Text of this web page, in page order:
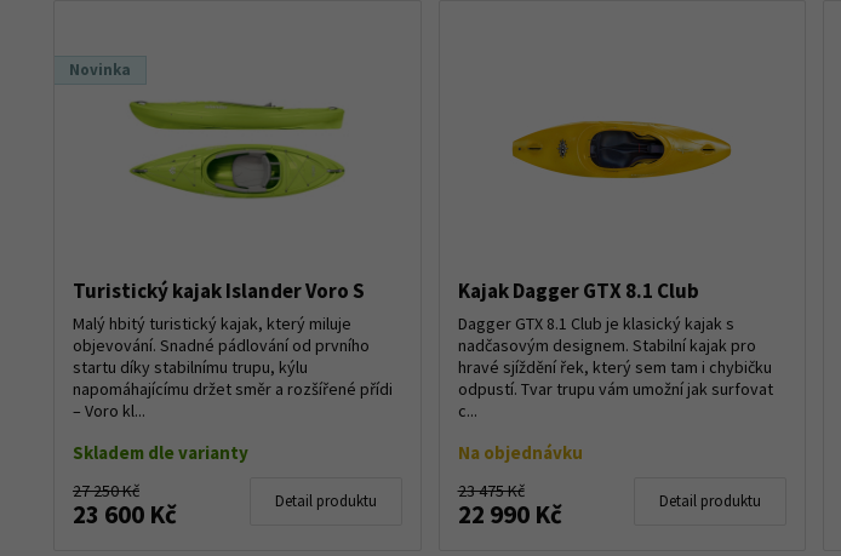
Novinka
Turistický kajak Islander Voro S
Malý hbitý turistický kajak, který miluje
objevování. Snadné pádlování od prvního
startu díky stabilnímu trupu, kýlu
napomáhajícímu držet směr a rozšířené přídi
– Voro kl...
Skladem dle varianty
27 250 Kč
23 600 Kč Detail produktu
Kajak Dagger GTX 8.1 Club
Dagger GTX 8.1 Club je klasický kajak s
nadčasovým designem. Stabilní kajak pro
hravé sjíždění řek, který sem tam i chybičku
odpustí. Tvar trupu vám umožní jak surfovat
c...
Na objednávku
23 475 Kč
22 990 Kč Detail produktu